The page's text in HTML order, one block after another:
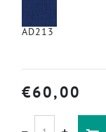
AD213
€60,00